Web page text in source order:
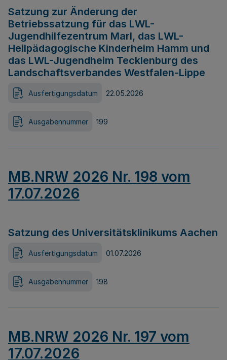
Satzung zur Änderung der
Betriebssatzung für das LWL-
Jugendhilfezentrum Marl, das LWL-
Heilpädagogische Kinderheim Hamm und
das LWL-Jugendheim Tecklenburg des
Landschaftsverbandes Westfalen-Lippe
Ausfertigungsdatum 22.05.2026
Ausgabennummer 199
MB.NRW 2026 Nr. 198 vom
17.07.2026
Satzung des Universitätsklinikums Aachen
Ausfertigungsdatum 01.07.2026
Ausgabennummer 198
MB.NRW 2026 Nr. 197 vom
17.07.2026